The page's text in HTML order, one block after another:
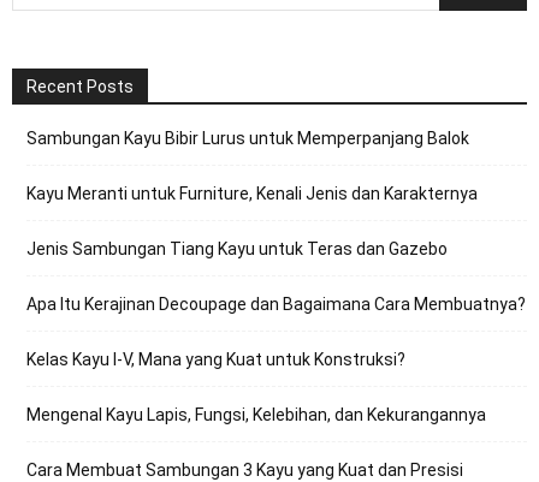
Recent Posts
Sambungan Kayu Bibir Lurus untuk Memperpanjang Balok
Kayu Meranti untuk Furniture, Kenali Jenis dan Karakternya
Jenis Sambungan Tiang Kayu untuk Teras dan Gazebo
Apa Itu Kerajinan Decoupage dan Bagaimana Cara Membuatnya?
Kelas Kayu I-V, Mana yang Kuat untuk Konstruksi?
Mengenal Kayu Lapis, Fungsi, Kelebihan, dan Kekurangannya
Cara Membuat Sambungan 3 Kayu yang Kuat dan Presisi